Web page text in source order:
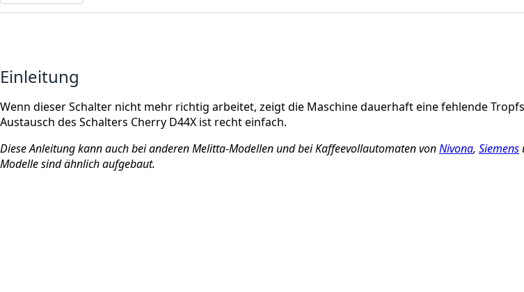
Einleitung
Wenn dieser Schalter nicht mehr richtig arbeitet, zeigt die Maschine dauerhaft eine fehlende
Austausch des Schalters Cherry D44X ist recht einfach.
Diese Anleitung kann auch bei anderen Melitta-Modellen und bei Kaffeevollautomaten vonNivona, Siemens
Modelle sind ähnlich aufgebaut.